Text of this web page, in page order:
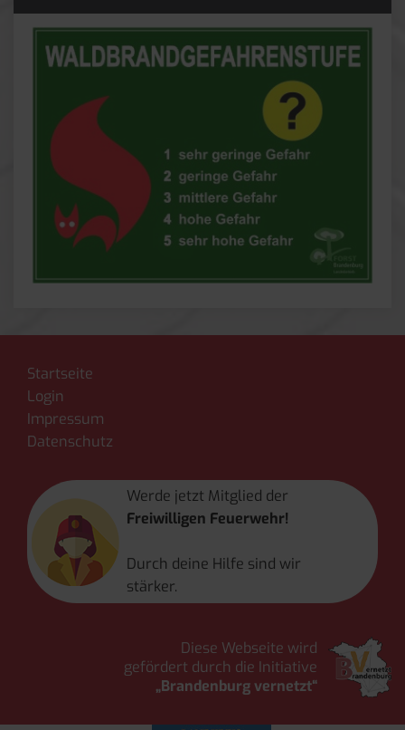
Startseite
Login
Impressum
Datenschutz
Werde jetzt Mitglied der
Freiwilligen Feuerwehr!
Durch deine Hilfe sind wir
stärker.
Diese Webseite wird
gefördert durch die Initiative
„Brandenburg vernetzt“